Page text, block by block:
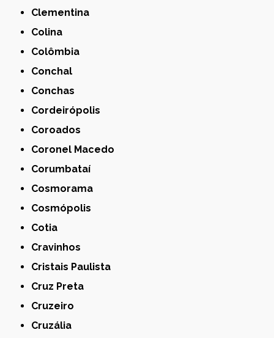
Clementina
Colina
Colômbia
Conchal
Conchas
Cordeirópolis
Coroados
Coronel Macedo
Corumbataí
Cosmorama
Cosmópolis
Cotia
Cravinhos
Cristais Paulista
Cruz Preta
Cruzeiro
Cruzália